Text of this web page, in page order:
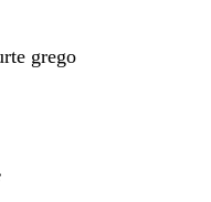
grego